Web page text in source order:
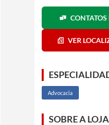
CONTATOS
VER
Advocacia
SOBRE A LOJA